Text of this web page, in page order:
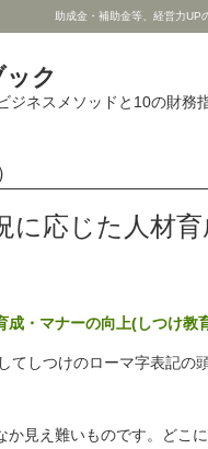
助成金・補助金等、経営力UP
ク
ジネスメソッドと10の財務
に応じた人材
・マナーの向上(しつけ教
しつけのローマ字表記の
見え難いものです。どこ